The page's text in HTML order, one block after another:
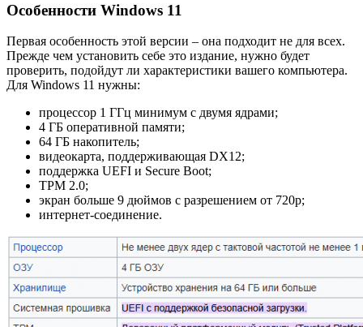
Особенности Windows 11
Первая особенность этой версии – она подходит не для всех.
Прежде чем установить себе это издание, нужно будет
проверить, подойдут ли характеристики вашего компьютера.
Для Windows 11 нужны:
процессор 1 ГГц минимум с двумя ядрами;
4 ГБ оперативной памяти;
64 ГБ накопитель;
видеокарта, поддерживающая DX12;
поддержка UEFI и Secure Boot;
TPM 2.0;
экран больше 9 дюймов с разрешением от 720p;
интернет-соединение.